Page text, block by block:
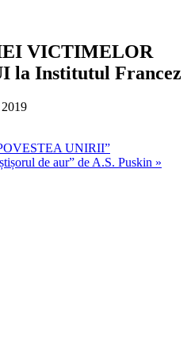
VICTIMELOR
la Institutul Francez
UNIRII”
de aur” de A.S. Puskin »